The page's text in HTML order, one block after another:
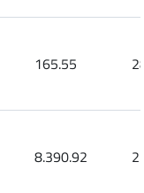
165.55
8.390.92